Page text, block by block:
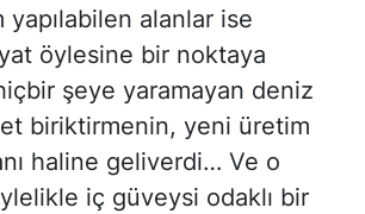
yapılabilen alanlar ise
öylesine bir noktaya
şeye yaramayan deniz
biriktirmenin, yeni üretim
haline geliverdi… Ve o
iç güveysi odaklı bir